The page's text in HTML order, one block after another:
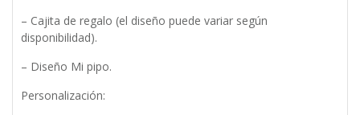
– Cajita de regalo (el diseño puede variar según
disponibilidad).
– Diseño Mi pipo.
Personalización: